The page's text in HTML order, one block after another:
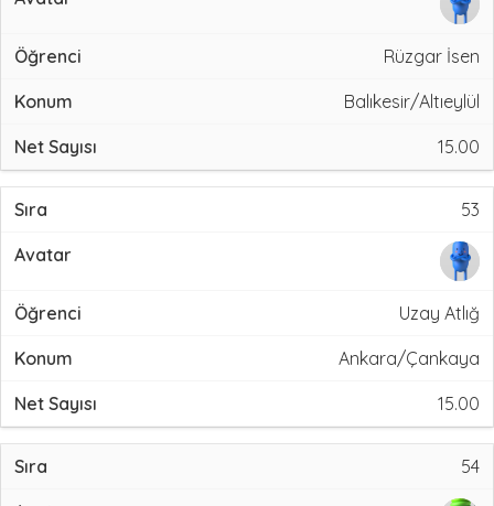
Rüzgar İsen
Balıkesir/Altıeylül
15.00
53
Uzay Atlığ
Ankara/Çankaya
15.00
54